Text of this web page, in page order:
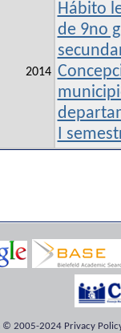
2014
Hábito
de 9no
I
© 2005-2024 Privacy